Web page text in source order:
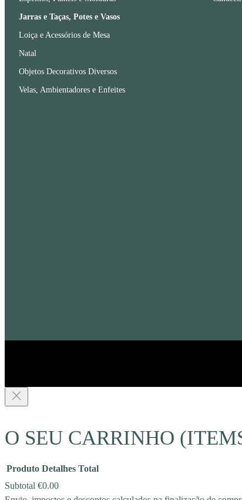
Jarras e Taças, Potes e Vasos
Loiça e Acessórios de Mesa
Natal
Objetos Decorativos Diversos
Velas, Ambientadores e Enfeites
O SEU CARRINHO
Produto Detalhes Total
Subtotal €0.00